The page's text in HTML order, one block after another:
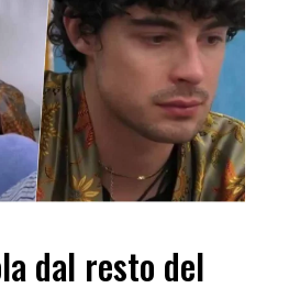
dal resto del